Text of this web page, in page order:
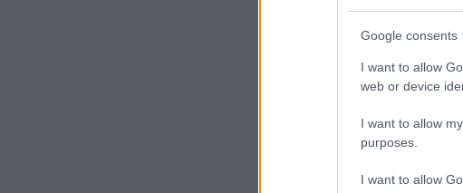
Google consents
I want to allow
web or device
I want to allow
purposes.
I want to allow